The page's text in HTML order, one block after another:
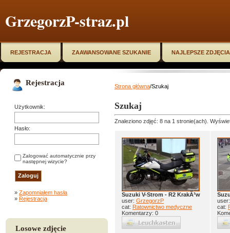
GrzegorzP-straz.pl
REJESTRACJA ZAAWANSOWANE SZUKANIE NAJLEPSZE ZDJĘCIA
Rejestracja
Użytkownik:
Hasło:
Zalogować automatycznie przy
następnej wizycie?
» Zapomniałem hasła
» Rejestracja
Losowe zdjęcie
Strona główna/Szukaj
Szukaj
Znaleziono zdjęć: 8 na 1 stronie(ach).
Suzuki V-Strom - R2 KrakÃ³w
user: GrzegorzP
cat: Ratownictwo medyczne
Komentarzy: 0
cat: